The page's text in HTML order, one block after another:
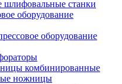
шлифовальные станки
оборудование
оборудование
комбинированные
ножницы